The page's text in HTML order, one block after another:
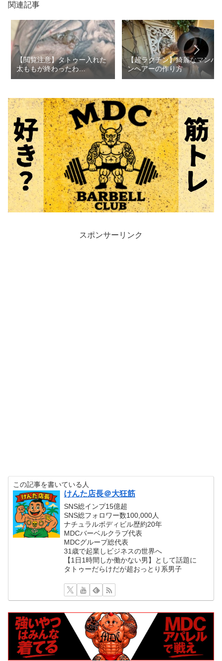
関連記事
【閲覧注意】タトゥー入れた
太ももが終わったわ…
【超ラクチン】綺麗なマンバ
ンヘアーの作り方
スポンサーリンク
この記事を書いている人
けんた店長＠大狂筋
SNS総インプ15億超
SNS総フォロワー数100,000人
ナチュラルボディビル歴約20年
MDCバーベルクラブ代表
MDCグループ総代表
31歳で起業しビジネスの世界へ
【1日1時間しか働かない男】として話題に
タトゥーだらけだが超おっとり系男子